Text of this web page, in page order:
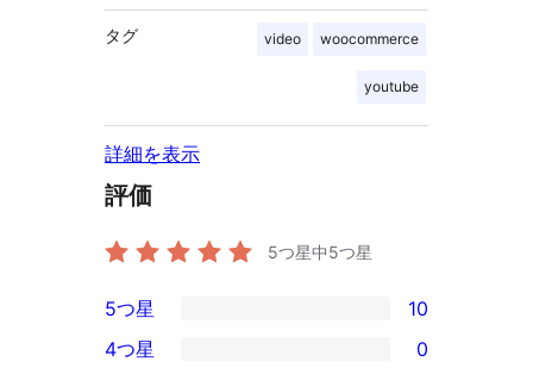
タグ video woocommerce
youtube
詳細を表示
評価
5つ星中5つ星
10
5-
5つ星 10
4つ星 0